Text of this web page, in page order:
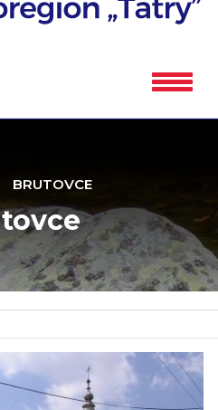
BRUTOVCE